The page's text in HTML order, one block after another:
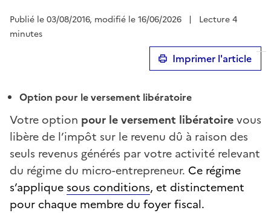
Publié le 03/08/2016, modifié le 16/06/2026 |
Lecture 4
minutes
Imprimer l'article
Option pour le versement libératoire
Votre option pour le versement libératoirevous
libère de l’impôt sur le revenu dû à raison des
seuls revenus générés par votre activité relevant
du régime du micro-entrepreneur. Ce régime
s’appliquesous conditions, et distinctement
pour chaque membre du foyer fiscal.